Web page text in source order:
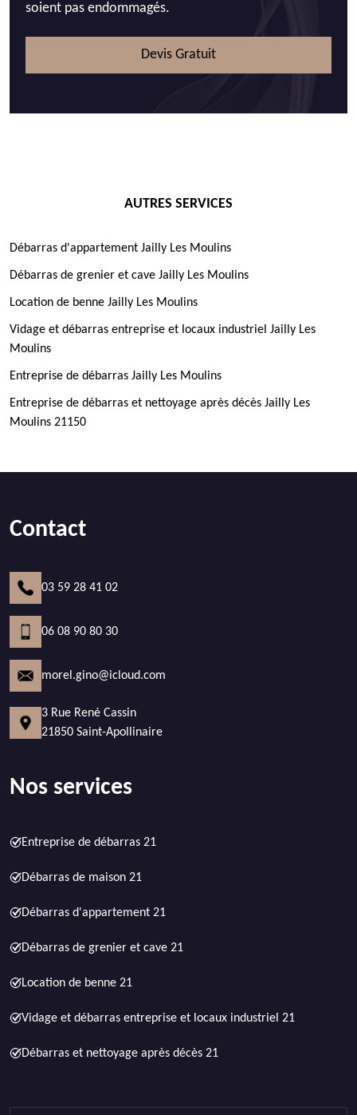
soient pas endommagés.
Devis Gratuit
AUTRES SERVICES
Débarras d'appartement Jailly Les Moulins
Débarras de grenier et cave Jailly Les Moulins
Location de benne Jailly Les Moulins
Vidage et débarras entreprise et locaux industriel Jailly Les
Moulins
Entreprise de débarras Jailly Les Moulins
Entreprise de débarras et nettoyage après décès Jailly Les
Moulins 21150
Contact
03 59 28 41 02
06 08 90 80 30
morel.gino@icloud.com
3 Rue René Cassin
21850 Saint-Apollinaire
Nos services
Entreprise de débarras 21
Débarras de maison 21
Débarras d'appartement 21
Débarras de grenier et cave 21
Location de benne 21
Vidage et débarras entreprise et locaux industriel 21
Débarras et nettoyage après décès 21